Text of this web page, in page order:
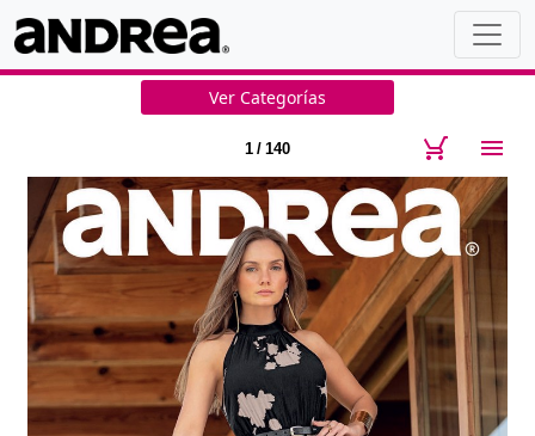
Ver Categorías